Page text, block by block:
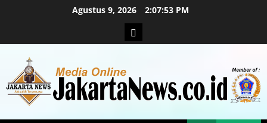
Agustus 9, 2026 2:07:54 PM